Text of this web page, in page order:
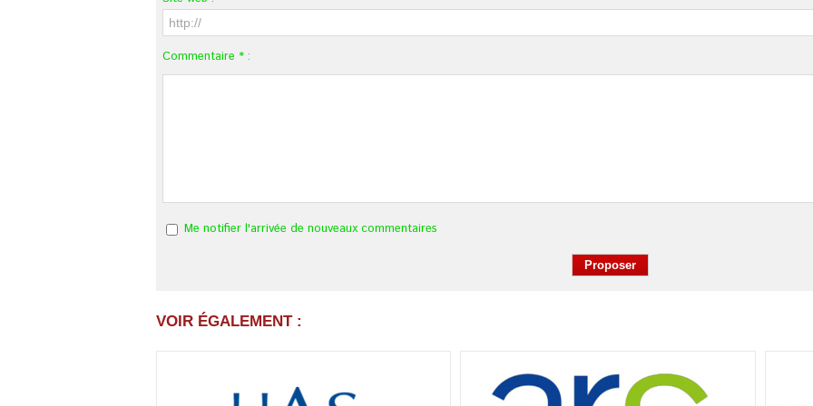
Commentaire * :
Me notifier l'arrivée de nouveaux commentaires
VOIR ÉGALEMENT :